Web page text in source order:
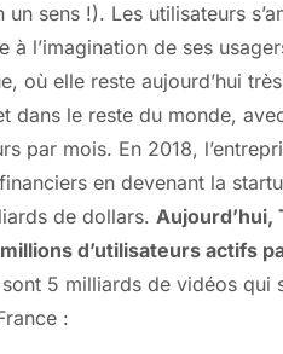
sens !). Les utilisateurs
l’imagination de ses
où elle reste aujourd’hui
dans le reste du monde,
par mois. En 2018,
en devenant la
de dollars. Aujourd’hui,
d’utilisateurs actifs
5 milliards de vidéos qui
: